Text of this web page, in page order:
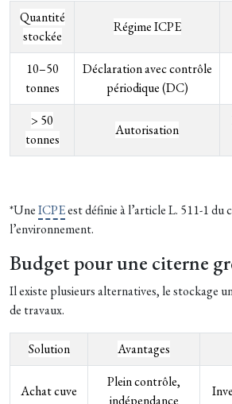
Quantité
stockée
Régime ICPE
10–50
tonnes
Déclaration avec contrôle
périodique (DC)
> 50
tonnes
Autorisation
*UneICPEest définie à l’article L. 511-1 du
l’environnement.
Budget pour une citerne
Il existe plusieurs alternatives, le stockage
de travaux.
Solution Avantages
Achat cuve
Plein contrôle,
indépendance